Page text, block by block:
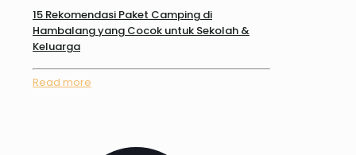
15 Rekomendasi Paket Camping di
Hambalang yang Cocok untuk Sekolah &
Keluarga
Read more